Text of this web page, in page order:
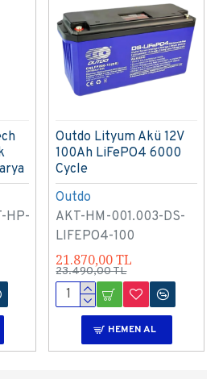
HP-
Outdo
AKT-HM-001.003-DS-
LIFEPO4-100
Outdo Lityum Akü 12V
100Ah LiFePO4 6000
Cycle
21.870,00 TL
23.490,00 TL
HEMEN AL